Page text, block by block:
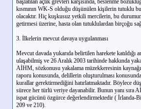
başlatılan açlık grevleri karşısında, beslenme
kısmının WK-S olduğu düşünülen kişilerin tutuklu
olacaktır. Hiç kuşkusuz yetkili mercilerin, bu
getirmesi üzerine, hasta olan tutuklulardan birçoğu
3. İlkelerin mevcut davaya uygulanması
Mevcut davada yukarıda belirtilen harekete katıldığı
ulaşabilmiş ve 26 Aralık 2003 tarihinde hakkında
AİHM, sözkonusu yakalama müzekkeresinin
raporu konusunda, delillerin oluşturulması
kurallar gerektirmediğini hatırlatmaktadır. Böylece
sürece her türlü veriye dayanabilir. Bunun yanı sıra
ispat gücünü özgürce değerlendirmektedir (
209 ve 210).